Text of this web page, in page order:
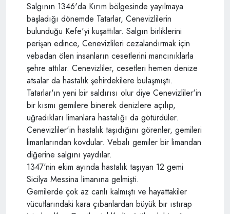
Salgının 1346'da Kırım bölgesinde yayılmaya
başladığı dönemde Tatarlar, Cenevizlilerin
bulunduğu Kefe'yi kuşattılar. Salgın birliklerini
perişan edince, Cenevizlileri cezalandırmak için
vebadan ölen insanların cesetlerini mancınıklarla
şehre attılar. Cenevizliler, cesetleri hemen denize
atsalar da hastalık şehirdekilere bulaşmıştı.
Tatarlar'ın yeni bir saldırısı olur diye Cenevizliler'in
bir kısmı gemilere binerek denizlere açılıp,
uğradıkları limanlara hastalığı da götürdüler.
Cenevizliler'in hastalık taşıdığını görenler, gemileri
limanlarından kovdular. Vebalı gemiler bir limandan
diğerine salgını yaydılar.
1347'nin ekim ayında hastalık taşıyan 12 gemi
Sicilya Messina limanına gelmişti.
Gemilerde çok az canlı kalmıştı ve hayattakiler
vücutlarındaki kara çıbanlardan büyük bir ıstırap